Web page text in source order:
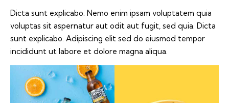
Dicta sunt explicabo. Nemo enim ipsam voluptatem quia
voluptas sit aspernatur aut odit aut fugit, sed quia. Dicta
sunt explicabo. Adipiscing elit sed do eiusmod tempor
incididunt ut labore et dolore magna aliqua.